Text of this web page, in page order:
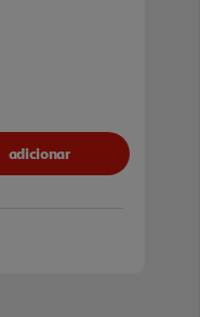
adicionar